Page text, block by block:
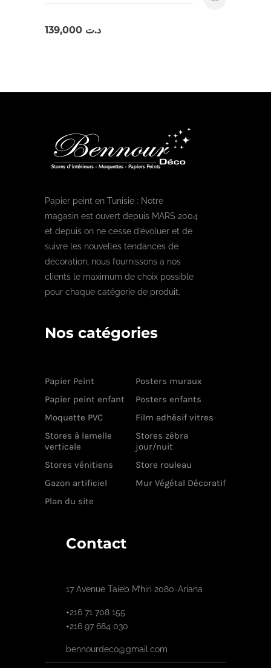
د.ت
Papier peint en Tunisie : Notre
magasin est ouvert depuis MARS 2004
et depuis on ne cesse d’évoluer et de
suivre les nouvelles tendances de
décoration, nous fournissons a nos
clients le maximum de choix possible
pour chaque catégorie de produit.
Nos catégories
Papier Peint
Posters muraux
Papier peint enfant
Posters enfants
Moquette PVC
Film adhésif vitres
Stores à lamelle
verticale
Stores zébra
jour/nuit
Stores vénitiens
Store rouleau
Gazon artificiel
Mur Végétal Décoratif
Plan du site
Contact
17 Avenue Taieb M’hiri 2080-Ariana
+216 71 708 155
+216 97 684 030
bennourdeco@gmail.com